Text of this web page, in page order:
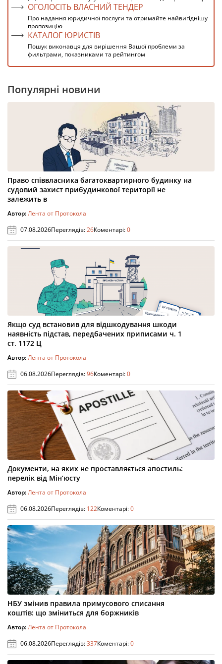
ОГОЛОСІТЬ ВЛАСНИЙ ТЕНДЕР
Про надання юридичної послуги та отримайте найвигіднішу
пропозицію
КАТАЛОГ ЮРИСТІВ
Пошук виконавця для вирішення Вашої проблеми за
фильтрами, показниками та рейтингом
Популярні новини
Право співвласника багатоквартирного будинку на
судовий захист прибудинкової території не
залежить в
Автор:Лента от Протокола
07.08.2026Переглядів:26Коментарі:0
Якщо суд встановив для відшкодування шкоди
наявність підстав, передбачених приписами ч. 1
ст. 1172 Ц
Автор:Лента от Протокола
06.08.2026Переглядів:96Коментарі:0
Документи, на яких не проставляється апостиль:
перелік від Мін’юсту
Автор:Лента от Протокола
06.08.2026Переглядів: 122Коментарі:0
НБУ змінив правила примусового списання
коштів: що зміниться для боржників
Автор:Лента от Протокола
06.08.2026Переглядів:337Коментарі:0